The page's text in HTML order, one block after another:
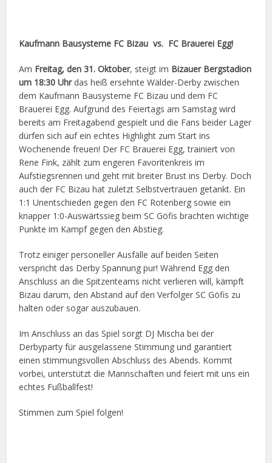
Kaufmann Bausysteme FC Bizau vs. FC Brauerei Egg!
Am Freitag, den 31. Oktober, steigt im Bizauer Bergstadion
um 18:30 Uhrdas heiß ersehnte Wälder-Derby zwischen
dem Kaufmann Bausysteme FC Bizau und dem FC
Brauerei Egg. Aufgrund des Feiertags am Samstag wird
bereits am Freitagabend gespielt und die Fans beider Lager
dürfen sich auf ein echtes Highlight zum Start ins
Wochenende freuen! Der FC Brauerei Egg, trainiert von
Rene Fink, zählt zum engeren Favoritenkreis im
Aufstiegsrennen und geht mit breiter Brust ins Derby. Doch
auch der FC Bizau hat zuletzt Selbstvertrauen getankt. Ein
1:1 Unentschieden gegen den FC Rotenberg sowie ein
knapper 1:0-Auswärtssieg beim SC Göfis brachten wichtige
Punkte im Kampf gegen den Abstieg.
Trotz einiger personeller Ausfälle auf beiden Seiten
verspricht das Derby Spannung pur! Während Egg den
Anschluss an die Spitzenteams nicht verlieren will, kämpft
Bizau darum, den Abstand auf den Verfolger SC Göfis zu
halten oder sogar auszubauen.
Im Anschluss an das Spiel sorgt DJ Mischa bei der
Derbyparty für ausgelassene Stimmung und garantiert
einen stimmungsvollen Abschluss des Abends. Kommt
vorbei, unterstützt die Mannschaften und feiert mit uns ein
echtes Fußballfest!
Stimmen zum Spiel folgen!